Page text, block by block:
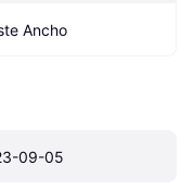
Ancho
09-05